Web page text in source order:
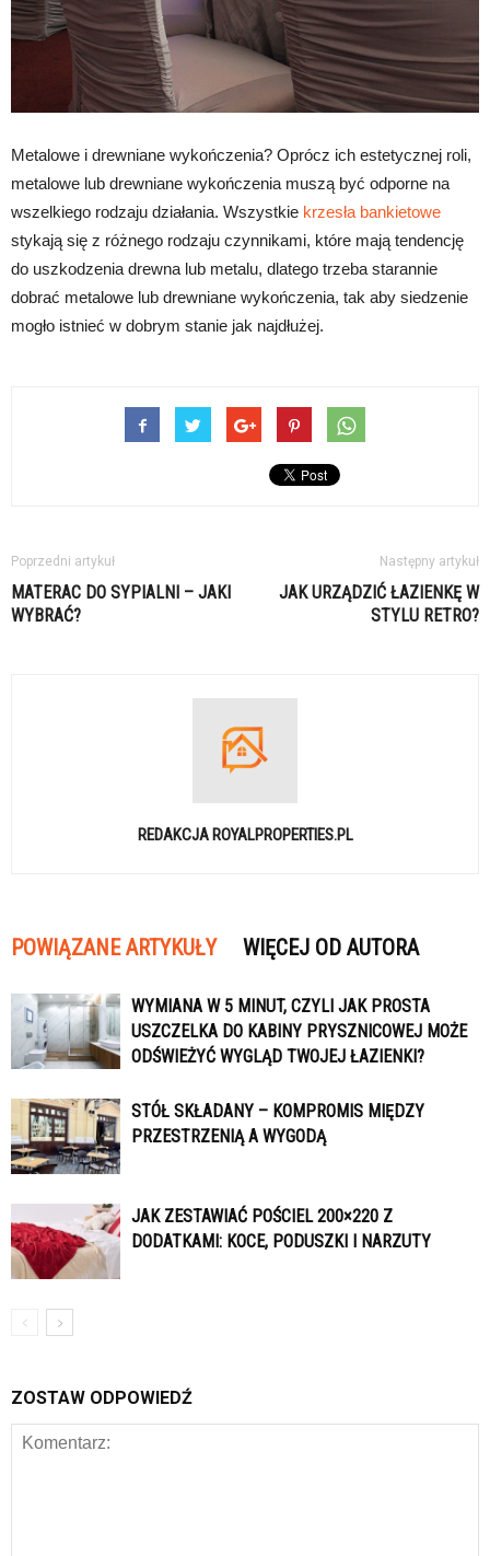
Metalowe i drewniane wykończenia? Oprócz ich estetycznej roli,
metalowe lub drewniane wykończenia muszą być odporne na
wszelkiego rodzaju działania. Wszystkie krzesła bankietowe
stykają się z różnego rodzaju czynnikami, które mają tendencję
do uszkodzenia drewna lub metalu, dlatego trzeba starannie
dobrać metalowe lub drewniane wykończenia, tak aby siedzenie
mogło istnieć w dobrym stanie jak najdłużej.
Poprzedni artykuł
MATERAC DO SYPIALNI – JAKI
WYBRAĆ?
Następny artykuł
JAK URZĄDZIĆ ŁAZIENKĘ W
STYLU RETRO?
REDAKCJA ROYALPROPERTIES.PL
POWIĄZANE ARTYKUŁY WIĘCEJ OD AUTORA
WYMIANA W 5 MINUT, CZYLI JAK PROSTA
USZCZELKA DO KABINY PRYSZNICOWEJ MOŻE
ODŚWIEŻYĆ WYGLĄD TWOJEJ ŁAZIENKI?
STÓŁ SKŁADANY – KOMPROMIS MIĘDZY
PRZESTRZENIĄ A WYGODĄ
JAK ZESTAWIAĆ POŚCIEL 200×220 Z
DODATKAMI: KOCE, PODUSZKI I NARZUTY
ZOSTAW ODPOWIEDŹ